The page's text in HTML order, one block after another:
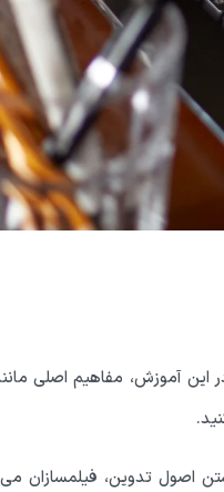
آموزش، مفاهیم اصلی
اصول تدوین، فیلمسازان